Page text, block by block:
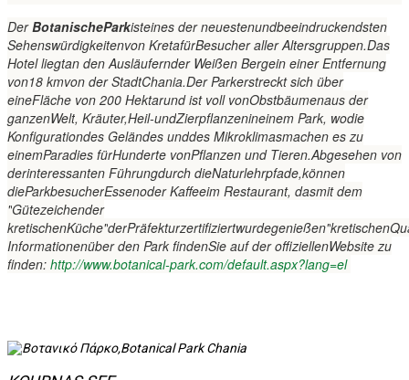
DerBotanischeParkisteines der neuestenundbeeindruckendsten
Sehenswürdigkeitenvon KretafürBesucher aller Altersgruppen.Das
Hotel liegtan den Ausläufernder Weißen Bergein einer Entfernung
von18 kmvon der StadtChania.Der Parkerstreckt sich über
eineFläche von 200 Hektarund ist voll vonObstbäumenaus der
ganzenWelt, Kräuter,Heil-undZierpflanzenineinem Park, wodie
Konfigurationdes Geländes unddes Mikroklimasmachen es zu
einemParadies fürHunderte vonPflanzen und Tieren.Abgesehen von
derinteressanten Führungdurch dieNaturlehrpfade,können
dieParkbesucherEssenoder Kaffeeim Restaurant, dasmit dem
"Gütezeichender
kretischenKüche"derPräfekturzertifiziertwurdegenießen"kretischen
Informationenüber den Park findenSie auf der offiziellenWebsite zu
finden: http://www.botanical-park.com/default.aspx?lang=el